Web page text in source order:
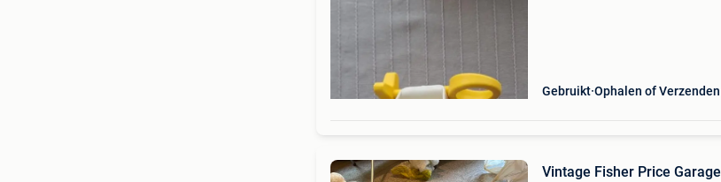
Gebruikt Ophalen of Verzenden
Vintage Fisher Price Garage